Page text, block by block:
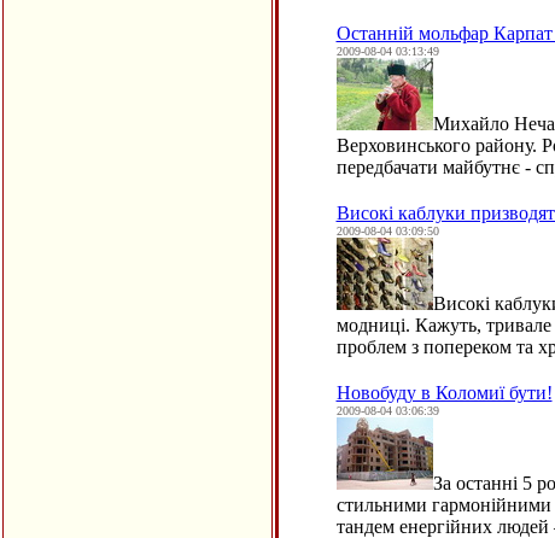
Останній мольфар Карпат
2009-08-04 03:13:49
Михайло
Верховинського району.
передбачати майбутнє -
Високі каблуки
2009-08-04 03:09:50
Високі
модниці. Кажуть,
проблем з попереком та
Новобуду в Коломиї бути!
2009-08-04 03:06:39
За останні 5
стильними
тандем енергійних